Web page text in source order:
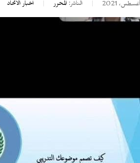
الناشر: المحرر اخبار الاتحاد